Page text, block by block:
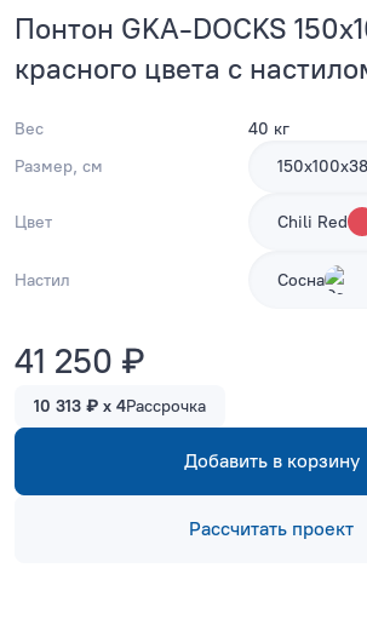
Понтон GKA-DOCKS
красного цвета с
Вес
40 кг
Размер, см
Цвет Chili Red
Настил Сосна
41 250 ₽
10 313 ₽ x 4Рассрочка
Добавить в корзину
Рассчитать проект